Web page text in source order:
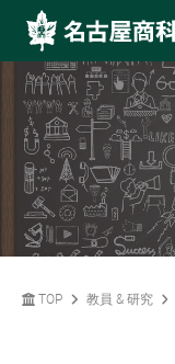
TOP 教員 & 研究